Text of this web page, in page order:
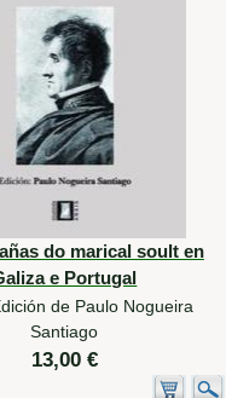
do marical soult en
e Portugal
de Paulo Nogueira
Santiago
13,00 €